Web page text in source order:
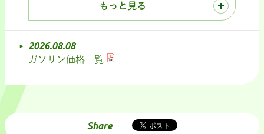
もっと見る
2026.08.08
ガソリン価格一覧
Share